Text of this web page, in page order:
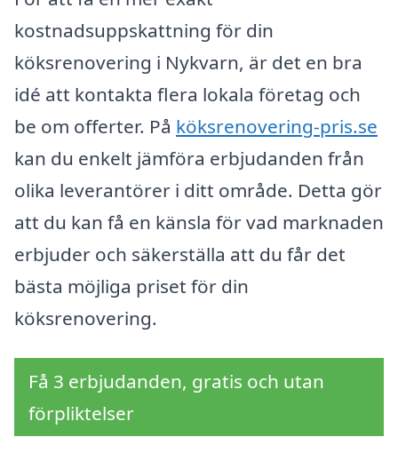
kostnadsuppskattning för din
köksrenovering i Nykvarn, är det en bra
idé att kontakta flera lokala företag och
be om offerter. På köksrenovering-pris.se
kan du enkelt jämföra erbjudanden från
olika leverantörer i ditt område. Detta gör
att du kan få en känsla för vad marknaden
erbjuder och säkerställa att du får det
bästa möjliga priset för din
köksrenovering.
Få 3 erbjudanden, gratis och utan
förpliktelser